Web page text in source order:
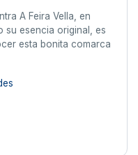
A Feira Vella, en
su esencia original, es
esta bonita comarca